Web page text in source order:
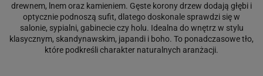
drewnem, lnem oraz kamieniem. Gęste korony drzew dodają głębi i
optycznie podnoszą sufit, dlatego doskonale sprawdzi się w
salonie, sypialni, gabinecie czy holu. Idealna do wnętrz w stylu
klasycznym, skandynawskim, japandi i boho. To ponadczasowe tło,
które podkreśli charakter naturalnych aranżacji.